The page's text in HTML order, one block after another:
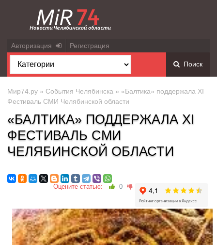
Авторизация Регистрация
Поиск
Мир74.ру » События Челябинска » «Балтика» поддержала XI
Фестиваль СМИ Челябинской области
«БАЛТИКА» ПОДДЕРЖАЛА XI
ФЕСТИВАЛЬ СМИ
ЧЕЛЯБИНСКОЙ ОБЛАСТИ
Оцените статью: 0